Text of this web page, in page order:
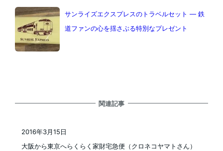
サンライズエクスプレスのトラベルセット — 鉄
道ファンの心を揺さぶる特別なプレゼント
関連記事
大阪から東京へらくらく家財宅急便（クロネコヤマトさん）
2016年3月15日